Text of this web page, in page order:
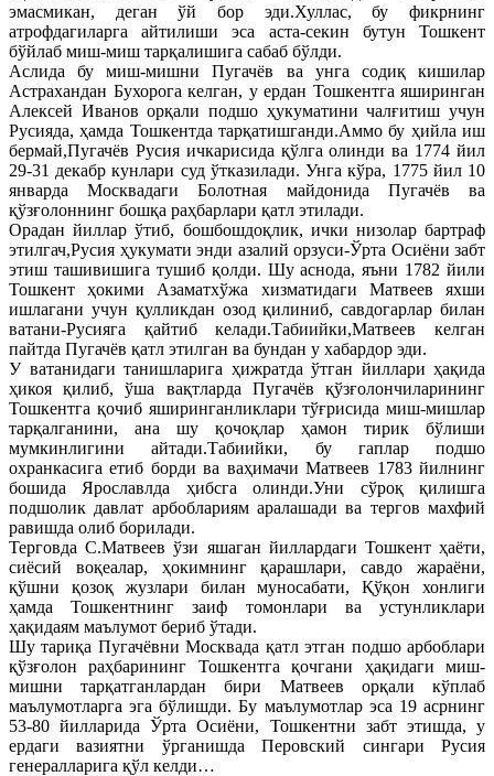
эмасмикан, деган ўй бор эди.Хуллас, бу фикрнинг
атрофдагиларга айтилиши эса аста-секин бутун Тошкент
бўйлаб миш-миш тарқалишига сабаб бўлди.
Аслида бу миш-мишни Пугачёв ва унга содиқ кишилар
Астрахандан Бухорога келган, у ердан Тошкентга яширинган
Алексей Иванов орқали подшо ҳукуматини чалғитиш учун
Русияда, ҳамда Тошкентда тарқатишганди.Аммо бу ҳийла иш
бермай,Пугачёв Русия ичкарисида қўлга олинди ва 1774 йил
29-31 декабр кунлари суд ўтказилади. Унга кўра, 1775 йил 10
январда Москвадаги Болотная майдонида Пугачёв ва
қўзғолоннинг бошқа раҳбарлари қатл этилади.
Орадан йиллар ўтиб, бошбошдоқлик, ички низолар бартраф
этилгач,Русия ҳукумати энди азалий орзуси-Ўрта Осиёни забт
этиш ташивишига тушиб қолди. Шу аснода, яъни 1782 йили
Тошкент ҳокими Азаматхўжа хизматидаги Матвеев яхши
ишлагани учун қулликдан озод қилиниб, савдогарлар билан
ватани-Русияга қайтиб келади.Табиийки,Матвеев келган
пайтда Пугачёв қатл этилган ва бундан у хабардор эди.
У ватанидаги танишларига ҳижратда ўтган йиллари ҳақида
ҳикоя қилиб, ўша вақтларда Пугачёв қўзғолончиларининг
Тошкентга қочиб яширинганликлари тўғрисида миш-мишлар
тарқалганини, ана шу қочоқлар ҳамон тирик бўлиши
мумкинлигини айтади.Табиийки, бу гаплар подшо
охранкасига етиб борди ва ваҳимачи Матвеев 1783 йилнинг
бошида Ярославлда ҳибсга олинди.Уни сўроқ қилишга
подшолик давлат арбоблариям аралашади ва тергов махфий
равишда олиб борилади.
Терговда С.Матвеев ўзи яшаган йиллардаги Тошкент ҳаёти,
сиёсий воқеалар, ҳокимнинг қарашлари, савдо жараёни,
қўшни қозоқ жузлари билан муносабати, Қўқон хонлиги
ҳамда Тошкентнинг заиф томонлари ва устунликлари
ҳақидаям маълумот бериб ўтади.
Шу тариқа Пугачёвни Москвада қатл этган подшо арбоблари
қўзғолон раҳбарининг Тошкентга қочгани ҳақидаги миш-
мишни тарқатганлардан бири Матвеев орқали кўплаб
маълумотларга эга бўлишди. Бу маълумотлар эса 19 асрнинг
53-80 йилларида Ўрта Осиёни, Тошкентни забт этишда, у
ердаги вазиятни ўрганишда Перовский сингари Русия
генералларига қўл келди…